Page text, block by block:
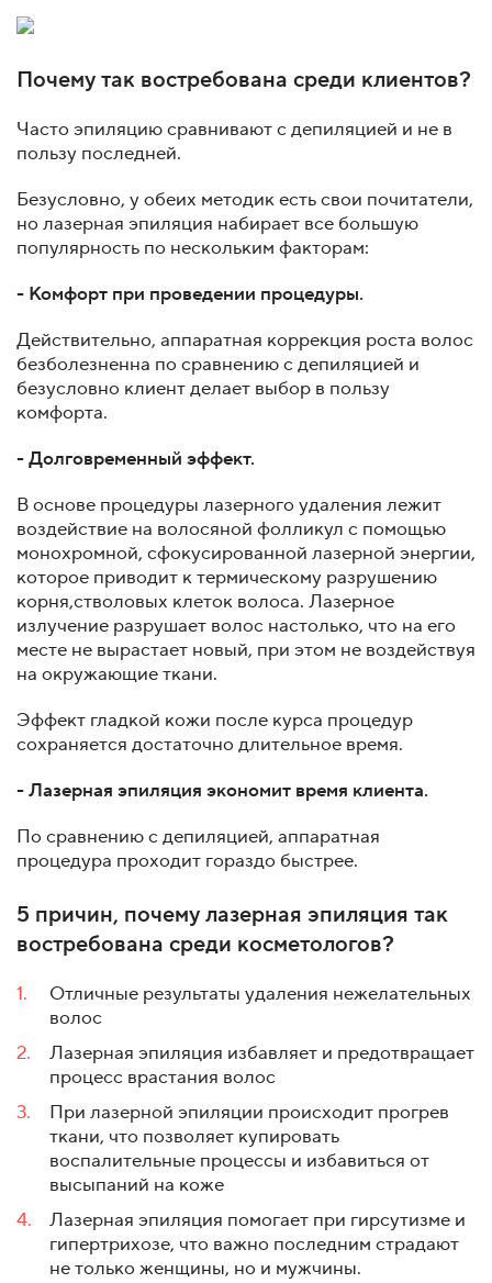
Почему так востребована среди клиентов?
Часто эпиляцию сравнивают с депиляцией и не в
пользу последней.
Безусловно, у обеих методик есть свои почитатели,
но лазерная эпиляция набирает все большую
популярность по нескольким факторам:
- Комфорт при проведении процедуры.
Действительно, аппаратная коррекция роста волос
безболезненна по сравнению с депиляцией и
безусловно клиент делает выбор в пользу
комфорта.
- Долговременный эффект.
В основе процедуры лазерного удаления лежит
воздействие на волосяной фолликул с помощью
монохромной, сфокусированной лазерной энергии,
которое приводит к термическому разрушению
корня,стволовых клеток волоса. Лазерное
излучение разрушает волос настолько, что на его
месте не вырастает новый, при этом не воздействуя
на окружающие ткани.
Эффект гладкой кожи после курса процедур
сохраняется достаточно длительное время.
- Лазерная эпиляция экономит время клиента.
По сравнению с депиляцией, аппаратная
процедура проходит гораздо быстрее.
5 причин, почему лазерная эпиляция так
востребована среди косметологов?
Отличные результаты удаления нежелательных
волос
Лазерная эпиляция избавляет и предотвращает
процесс врастания волос
При лазерной эпиляции происходит прогрев
ткани, что позволяет купировать
воспалительные процессы и избавиться от
высыпаний на коже
Лазерная эпиляция помогает при гирсутизме и
гипертрихозе, что важно последним страдают
не только женщины, но и мужчины.